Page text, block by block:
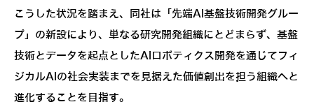
こうした状況を踏まえ、同社は「先端AI基盤技術開発グルー
プ」の新設により、単なる研究開発組織にとどまらず、基盤
技術とデータを起点としたAIロボティクス開発を通じてフィ
ジカルAIの社会実装までを見据えた価値創出を担う組織へと
進化することを目指す。